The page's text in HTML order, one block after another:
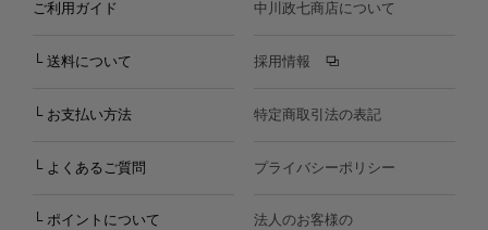
ご利用ガイド
└ 送料について
└ お支払い方法
└ よくあるご質問
└ ポイントについて
中川政七商店について
採用情報
特定商取引法の表記
プライバシーポリシー
法人のお客様の